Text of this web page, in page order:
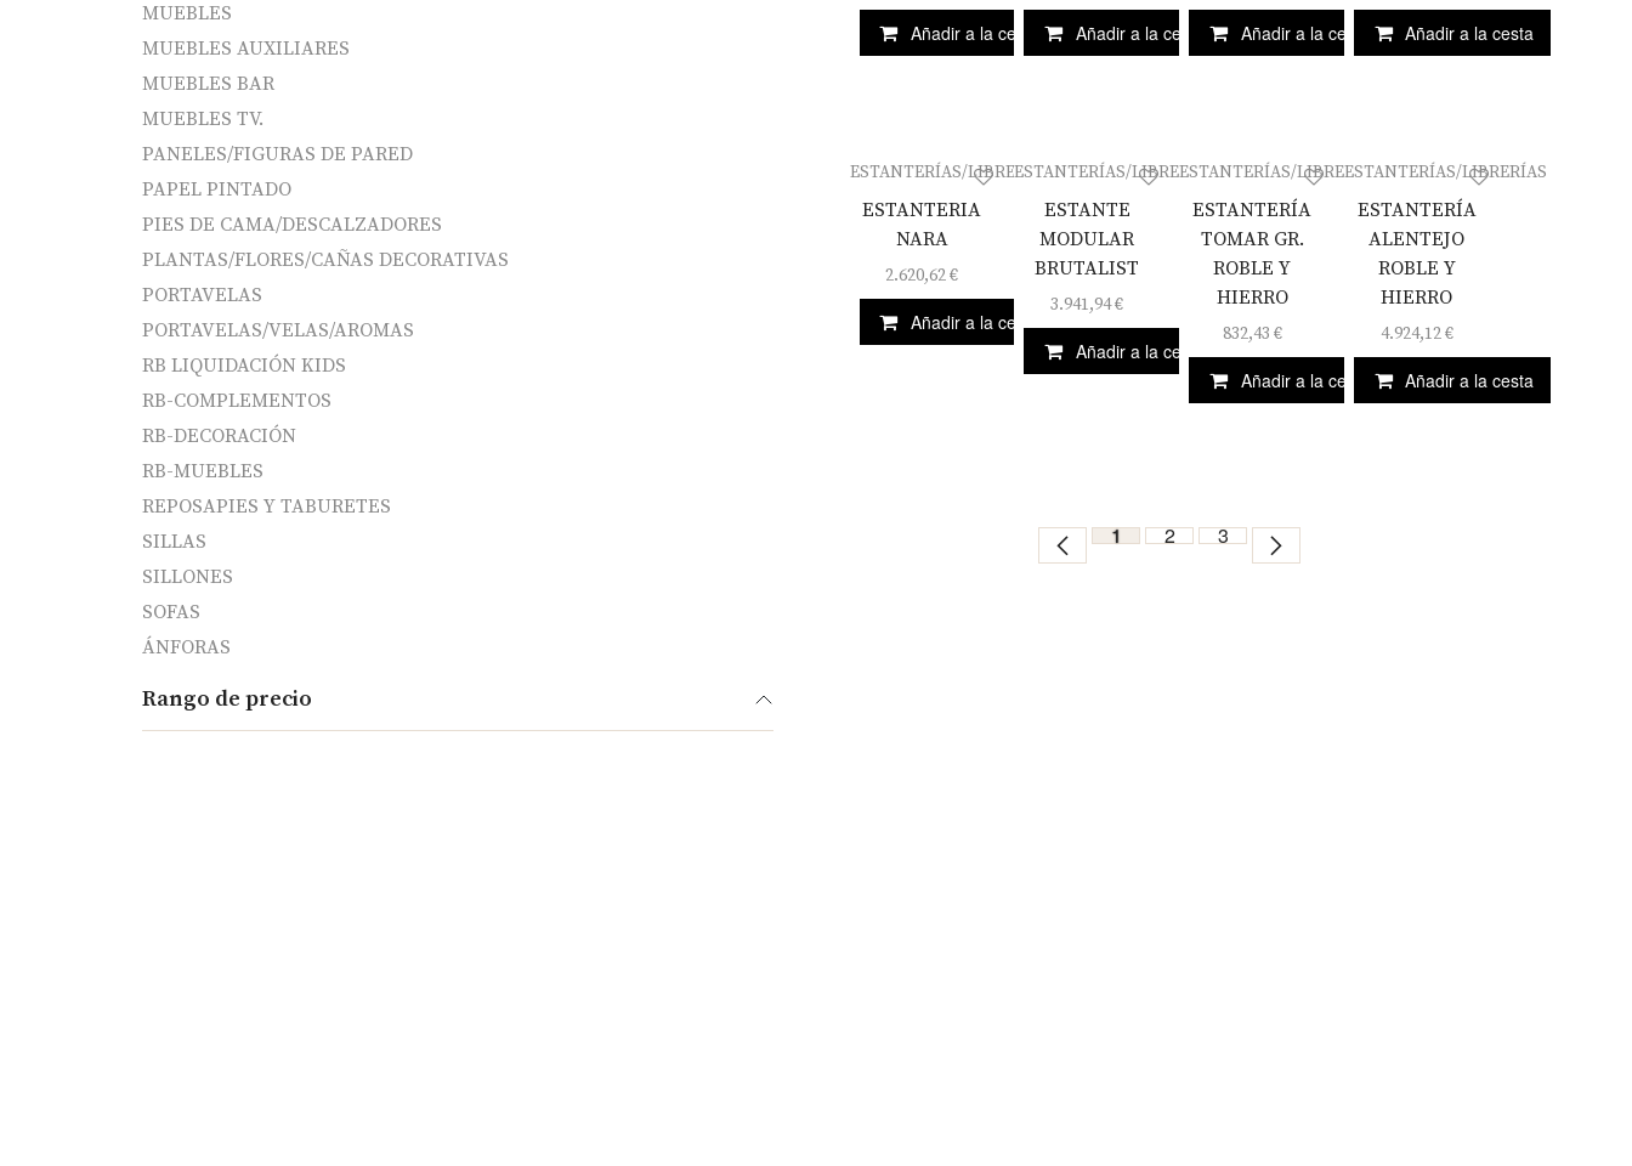
MUEBLES
MUEBLES AUXILIARES
MUEBLES BAR
MUEBLES TV.
PANELES/FIGURAS DE PARED
PAPEL PINTADO
PIES DE CAMA/DESCALZADORES
PLANTAS/FLORES/CAÑAS DECORATIVAS
PORTAVELAS
PORTAVELAS/VELAS/AROMAS
RB LIQUIDACIÓN KIDS
RB-COMPLEMENTOS
RB-DECORACIÓN
RB-MUEBLES
REPOSAPIES Y TABURETES
SILLAS
SILLONES
SOFAS
ÁNFORAS
Rango de precio
Añadir a la cesta Añadir a la cesta Añadir a la cesta Añadir a la cesta
ESTANTERÍAS/LIBRERÍAS
ESTANTERIA
NARA
2.620,62€
Añadir a la cesta
ESTANTERÍAS/LIBRERÍAS
ESTANTE
MODULAR
BRUTALIST
3.941,94€
Añadir a la cesta
ESTANTERÍAS/LIBRERÍAS
ESTANTERÍA
TOMAR GR.
ROBLE Y
HIERRO
832,43 €
Añadir a la cesta
ESTANTERÍAS/LIBRERÍAS
ESTANTERÍA
ALENTEJO
ROBLE Y
HIERRO
4.924,12€
Añadir a la cesta
1 2 3